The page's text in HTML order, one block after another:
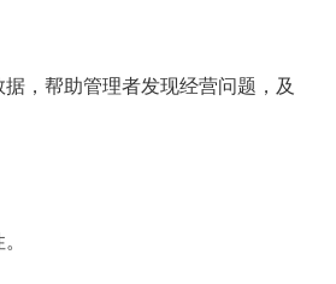
，帮助管理者发现经营问题，及